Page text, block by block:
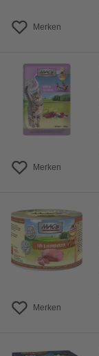
Merken
Merken
Merken